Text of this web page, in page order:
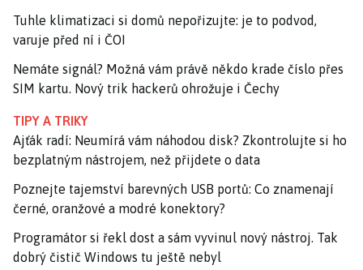
Tuhle klimatizaci si domů nepořizujte: je to podvod,
varuje před ní i ČOI
Nemáte signál? Možná vám právě někdo krade číslo přes
SIM kartu. Nový trik hackerů ohrožuje i Čechy
TIPY A TRIKY
Ajťák radí: Neumírá vám náhodou disk? Zkontrolujte si ho
bezplatným nástrojem, než přijdete o data
Poznejte tajemství barevných USB portů: Co znamenají
černé, oranžové a modré konektory?
Programátor si řekl dost a sám vyvinul nový nástroj. Tak
dobrý čistič Windows tu ještě nebyl